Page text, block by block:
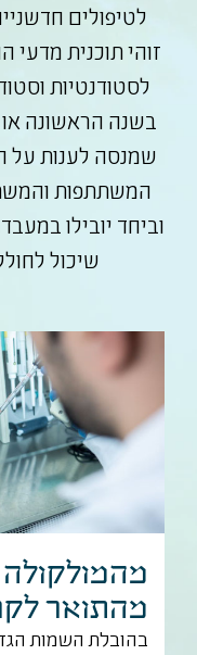
לטיפולים
זוהי תוכנית
לסטודנטיות
בשנה הראשונה
שמנסה לענות על
המשתתפות
וביחד יובילו
שיכול
מהמולקולה
מהתואר
בהובלת השמות